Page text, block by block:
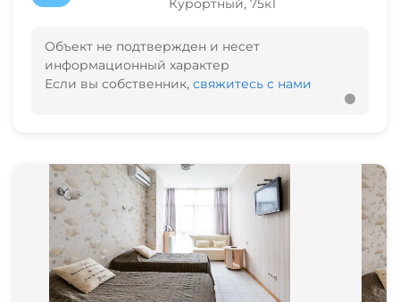
Курортный, 75к1
Объект не подтвержден и несет
информационный характер
Если вы собственник, свяжитесь с нами